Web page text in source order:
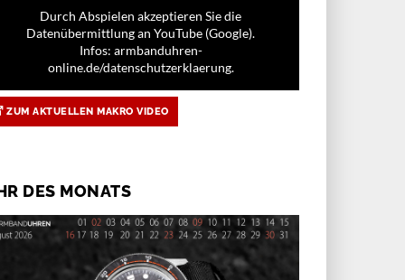
Durch Abspielen akzeptieren Sie die
Datenübermittlung an YouTube (Google).
Infos: armbanduhren-
online.de/datenschutzerklaerung.
ZUM AKTUELLEN MAKRO VIDEO
DES MONATS